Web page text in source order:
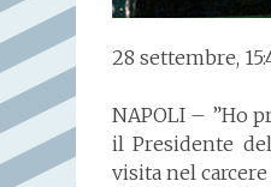
28 settembre,
NAPOLI – ”Ho
il Presidente
visita nel